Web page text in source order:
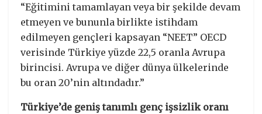
“Eğitimini tamamlayan veya bir şekilde devam
etmeyen ve bununla birlikte istihdam
edilmeyen gençleri kapsayan “NEET” OECD
verisinde Türkiye yüzde 22,5 oranla Avrupa
birincisi. Avrupa ve diğer dünya ülkelerinde
bu oran 20’nin altındadır.”
Türkiye’de geniş tanımlı genç işsizlik oranı